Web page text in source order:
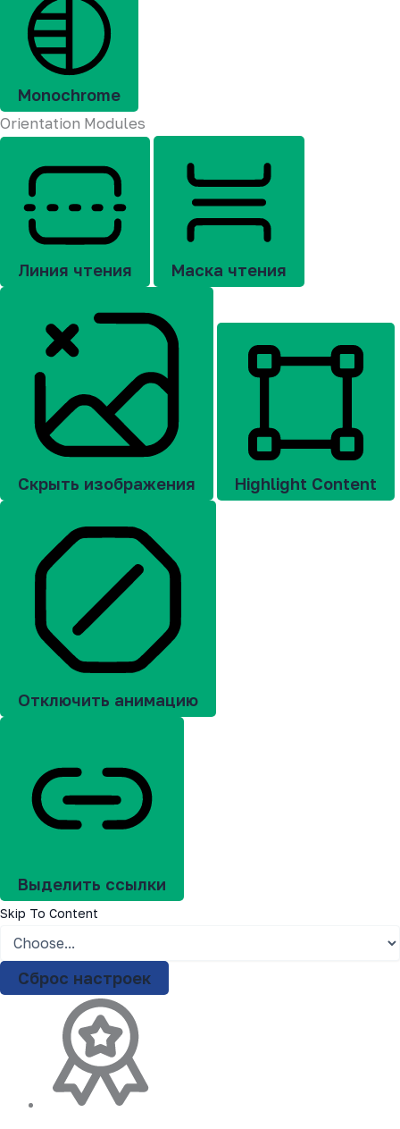
Monochrome
Orientation Modules
Линия чтения Маска чтения
Скрыть изображения Highlight Content
Отключить анимацию
Выделить ссылки
Skip To Content
Сброс настроек